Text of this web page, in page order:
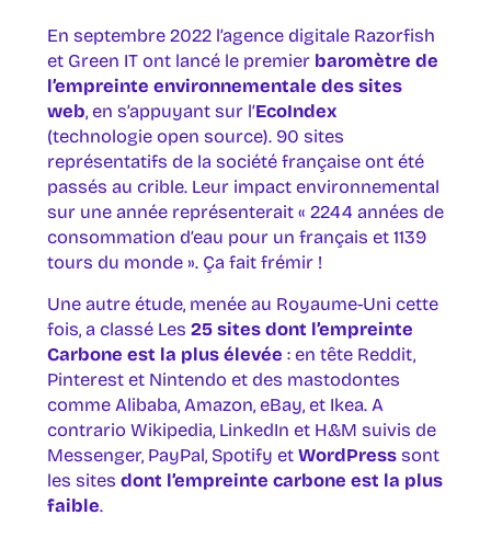
En septembre 2022 l’agence digitale Razorfish
et Green IT ont lancé le premier baromètre de
l’empreinte environnementale des sites
web, en s’appuyant sur l’EcoIndex
(technologie open source). 90 sites
représentatifs de la société française ont été
passés au crible. Leur impact environnemental
sur une année représenterait « 2244 années de
consommation d’eau pour un français et 1139
tours du monde ». Ça fait frémir !
Une autre étude, menée au Royaume-Uni cette
fois, a classé Les 25 sites dont l’empreinte
Carbone est la plus élevée : en tête Reddit,
Pinterest et Nintendo et des mastodontes
comme Alibaba, Amazon, eBay, et Ikea. A
contrario Wikipedia, LinkedIn et H&M suivis de
Messenger, PayPal, Spotify et WordPresssont
les sites dont l’empreinte carbone est la plus
faible.